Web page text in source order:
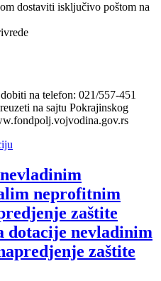
dostaviti isključivo poštom na
na telefon: 021/557-451
na sajtu Pokrajinskog
neprofitnim
zaštite
dotacije nevladinim
zaštite